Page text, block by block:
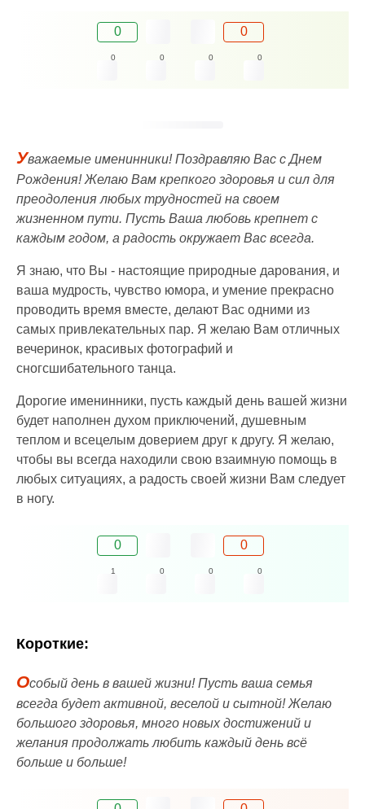
0 0
0 0 0 0
Уважаемые именинники! Поздравляю Вас с Днем
Рождения! Желаю Вам крепкого здоровья и сил для
преодоления любых трудностей на своем
жизненном пути. Пусть Ваша любовь крепнет с
каждым годом, а радость окружает Вас всегда.
Я знаю, что Вы - настоящие природные дарования, и
ваша мудрость, чувство юмора, и умение прекрасно
проводить время вместе, делают Вас одними из
самых привлекательных пар. Я желаю Вам отличных
вечеринок, красивых фотографий и
сногсшибательного танца.
Дорогие именинники, пусть каждый день вашей жизни
будет наполнен духом приключений, душевным
теплом и всецелым доверием друг к другу. Я желаю,
чтобы вы всегда находили свою взаимную помощь в
любых ситуациях, а радость своей жизни Вам следует
в ногу.
0 0
1 0 0 0
Короткие:
Особый день в вашей жизни! Пусть ваша семья
всегда будет активной, веселой и сытной! Желаю
большого здоровья, много новых достижений и
желания продолжать любить каждый день всё
больше и больше!